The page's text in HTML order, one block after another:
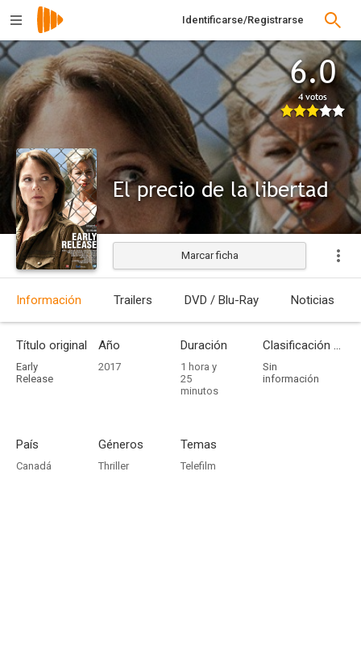
Identificarse/Registrarse
6.0
4 votos
El precio de la libertad
Marcar ficha
Información Trailers DVD / Blu-Ray Noticias
Título original
Early
Release
Año
2017
Duración
1 hora y
25
minutos
Clasificación por edades
Sin
información
País
Canadá
Géneros
Thriller
Temas
Telefilm